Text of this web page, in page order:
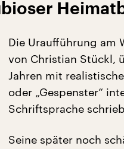
Die Uraufführung am
von Christian Stückl,
Jahren mit
oder „Gespenster“
Schriftsprache
Seine später noch